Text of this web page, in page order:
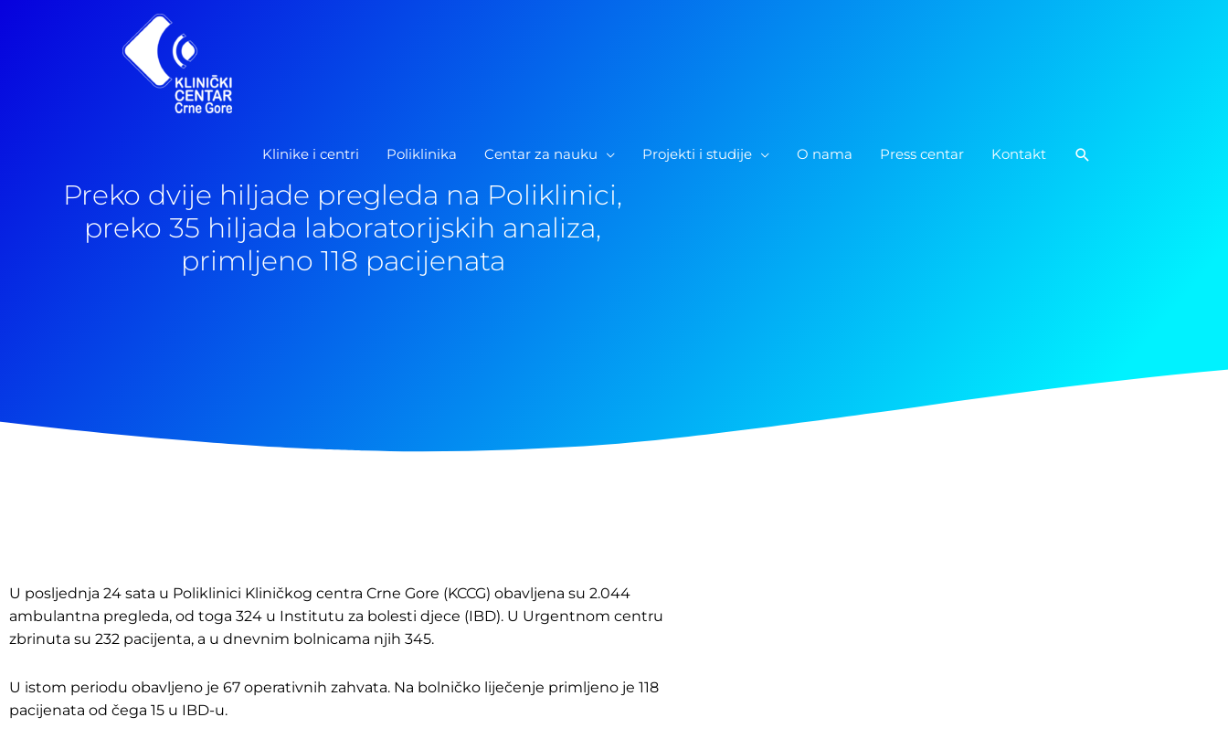
Klinike i centri Poliklinika Centar za nauku Projekti i studije O nama Press centar Kontakt Pretraga
Preko dvije hiljade pregleda na Poliklinici,
preko 35 hiljada laboratorijskih analiza,
primljeno 118 pacijenata
U posljednja 24 sata u Poliklinici Kliničkog centra Crne Gore (KCCG) obavljena su 2.044
ambulantna pregleda, od toga 324 u Institutu za bolesti djece (IBD). U Urgentnom centru
zbrinuta su 232 pacijenta, a u dnevnim bolnicama njih 345.
U istom periodu obavljeno je 67 operativnih zahvata. Na bolničko liječenje primljeno je 118
pacijenata od čega 15 u IBD-u.